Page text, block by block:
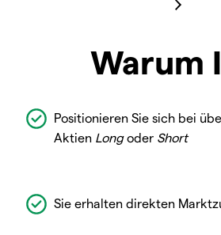
Warum
Positionieren Sie sich bei
Aktien Longoder Short
Sie erhalten direkten